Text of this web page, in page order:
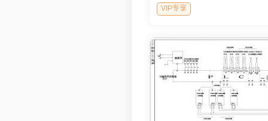
VIP专享